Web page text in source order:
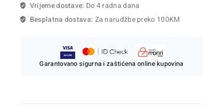
Vrijeme dostave: Do 4 radna dana
Besplatna dostava: Za narudžbe preko 100KM
Garantovano sigurna i zaštićena online kupovina